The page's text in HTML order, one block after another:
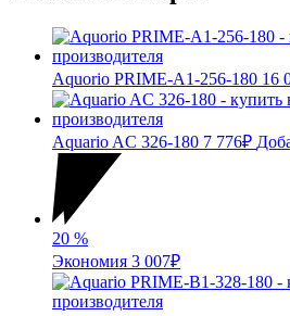
Aquorio PRIME-A1-256-180 16
Aquario AC 326-180 7 776₽
20 %
Экономия 3 007₽